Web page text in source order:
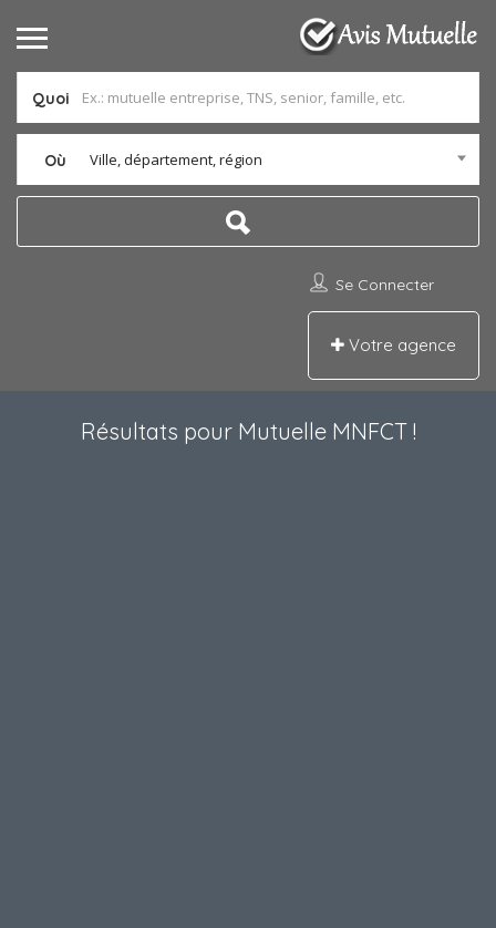
Quoi
Où Ville, département, région
Se Connecter
Votre agence
Résultats pour Mutuelle MNFCT!